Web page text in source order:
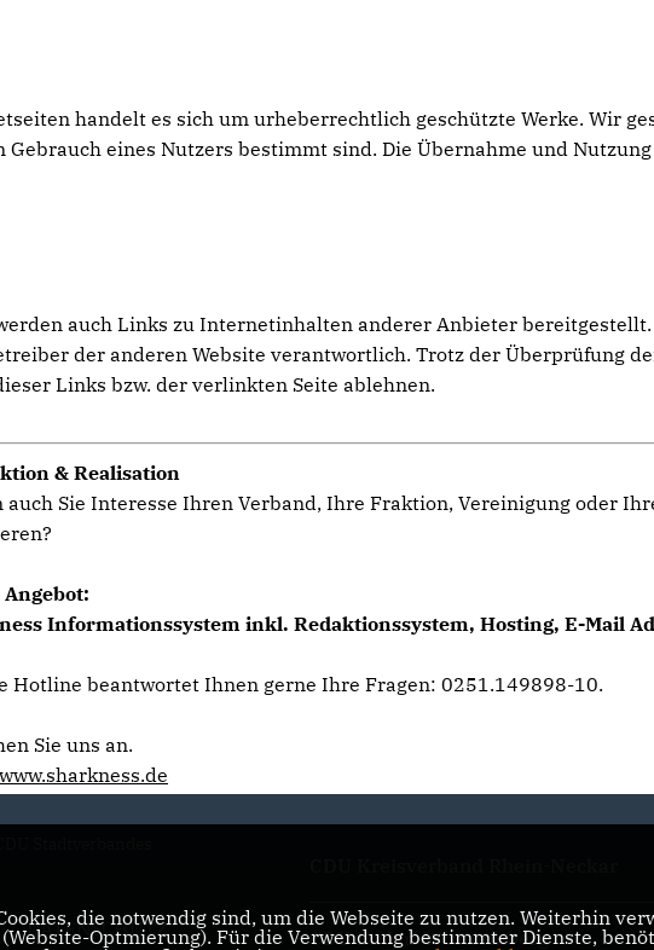
handelt es sich um urheberrechtlich geschützte Werke. Wir
eines Nutzers bestimmt sind. Die Übernahme und
auch Links zu Internetinhalten anderer Anbieter
der anderen Website verantwortlich. Trotz der Überprüfung
Links bzw. der verlinkten Seite ablehnen.
& Realisation
auch Sie Interesse Ihren Verband, Ihre Fraktion, Vereinigung oder
Informationssystem inkl. Redaktionssystem, Hosting, E-Mail
Hotline beantwortet Ihnen gerne Ihre Fragen: 0251.149898-10.
Sie uns an.
DATENSCHUTZ
CDU Baden-Württemberg
die notwendig sind, um die Webseite zu nutzen. Weiterhin
Optmierung). Für die Verwendung bestimmter Dienste,